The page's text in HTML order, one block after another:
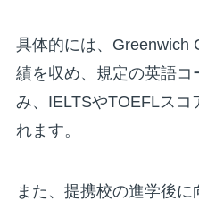
具体的には、Greenwich
績を収め、規定の英語
み、IELTSやTOEFLスコ
れます。
また、提携校の進学後